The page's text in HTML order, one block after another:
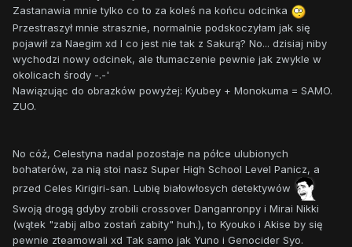
Zastanawia mnie tylko co to za koleś na końcu odcinka
Przestraszył mnie strasznie, normalnie podskoczyłam jak się
pojawił za Naegim xd I co jest nie tak z Sakurą? No... dzisiaj niby
wychodzi nowy odcinek, ale tłumaczenie pewnie jak zwykle w
okolicach środy -.-'
Nawiązując do obrazków powyżej: Kyubey + Monokuma = SAMO.
ZUO.
No cóż, Celestyna nadal pozostaje na półce ulubionych
bohaterów, za nią stoi nasz Super High School Level Panicz, a
przed Celes Kirigiri-san. Lubię białowłosych detektywów
Swoją drogą gdyby zrobili crossover Danganronpy i Mirai Nikki
(wątek "zabij albo zostań zabity" huh.), to Kyouko i Akise by się
pewnie zteamowali xd Tak samo jak Yuno i Genocider Syo.